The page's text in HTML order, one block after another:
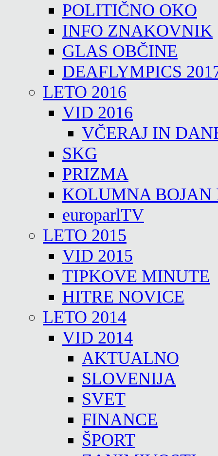
POLITIČNO OKO
INFO ZNAKOVNIK
GLAS OBČINE
DEAFLYMPICS
LETO 2016
VID 2016
VČERAJ IN
SKG
PRIZMA
KOLUMNA BOJAN
europarlTV
LETO 2015
VID 2015
TIPKOVE MINUTE
HITRE NOVICE
LETO 2014
VID 2014
AKTUALNO
SLOVENIJA
SVET
FINANCE
ŠPORT